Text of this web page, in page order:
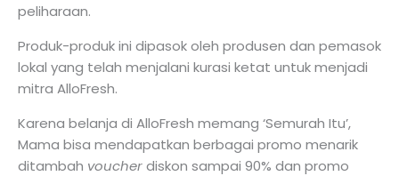
peliharaan.
Produk-produk ini dipasok oleh produsen dan pemasok
lokal yang telah menjalani kurasi ketat untuk menjadi
mitra AlloFresh.
Karena belanja di AlloFresh memang ‘Semurah Itu’,
Mama bisa mendapatkan berbagai promo menarik
ditambah voucherdiskon sampai 90% dan promo